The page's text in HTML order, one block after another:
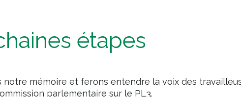
étapes
notre mémoire et ferons entendre la voix des
parlementaire sur le PL3.